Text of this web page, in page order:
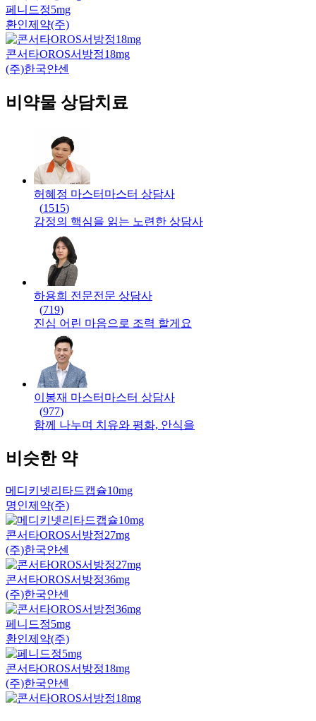
페니드정5mg
환인제약(주)
콘서타OROS서방정18mg
(주)한국얀센
비약물 상담치료
허혜정 마스터 마스터 상담사
(1515)
감정의 핵심을 읽는 노련한 상담사
하용희 전문전문 상담사
(719)
진심 어린 마음으로 조력 할게요
이봉재 마스터 마스터 상담사
(977)
함께 나누며 치유와 평화, 안식을
비슷한 약
메디키넷리타드캡슐10mg
명인제약(주)
콘서타OROS서방정27mg
(주)한국얀센
콘서타OROS서방정36mg
(주)한국얀센
페니드정5mg
환인제약(주)
콘서타OROS서방정18mg
(주)한국얀센